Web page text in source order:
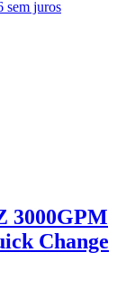
sem juros
3000GPM
Change